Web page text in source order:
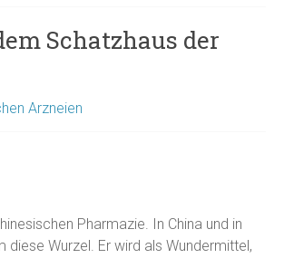
Schatzhaus der
Arzneien
Pharmazie. In China und in
Wurzel. Er wird als Wundermittel,